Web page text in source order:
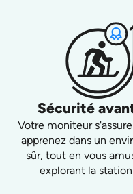
Sécurité
Votre moniteur
apprenez dans un
sûr, tout en vous
explorant la